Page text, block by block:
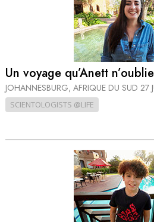
Un voyage qu’Anett
JOHANNESBURG, AFRIQUE DU SUD 27
SCIENTOLOGISTS @LIFE